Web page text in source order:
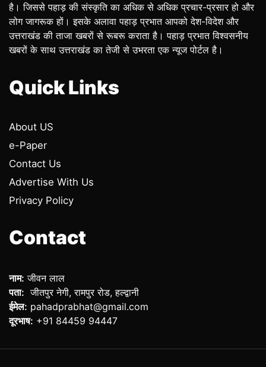
है। जिससे पहाड़ की संस्कृति का अधिक से अधिक प्रचार-प्रसार हो और
लोग जागरूक हों। इसके अलावा पहाड़ प्रभात आपको देश-विदेश और
उत्तराखंड की ताजा खबरों से रूबरू कराता है। पहाड़ प्रभात विश्वसनीय
खबरों के साथ उत्तराखंड का तेजी से उभरता एक न्यूज पोर्टल है।
Quick Links
About US
e-Paper
Contact Us
Advertise With Us
Privacy Policy
Contact
नाम: जीवन लाल
पता: जीतपुर नेगी, रामपुर रोड, हल्द्वानी
ईमेल: pahadprabhat@gmail.com
दूरभाष: +91 84459 94447